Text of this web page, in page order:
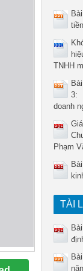
tiền
TNHH
3:
doanh
Phạm
TÀI